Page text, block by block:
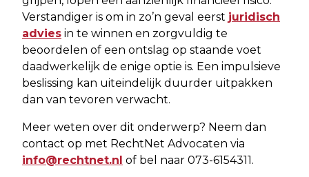
Verstandiger is om in zo’n geval eerst juridisch
advies in te winnen en zorgvuldig te
beoordelen of een ontslag op staande voet
daadwerkelijk de enige optie is. Een impulsieve
beslissing kan uiteindelijk duurder uitpakken
dan van tevoren verwacht.
Meer weten over dit onderwerp? Neem dan
contact op met RechtNet Advocaten via
info@rechtnet.nl of bel naar 073-6154311.